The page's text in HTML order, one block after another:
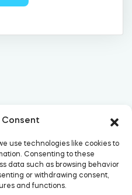
Consent
use technologies like cookies to
Consenting to these
data such as browsing behavior
or withdrawing consent,
and functions.